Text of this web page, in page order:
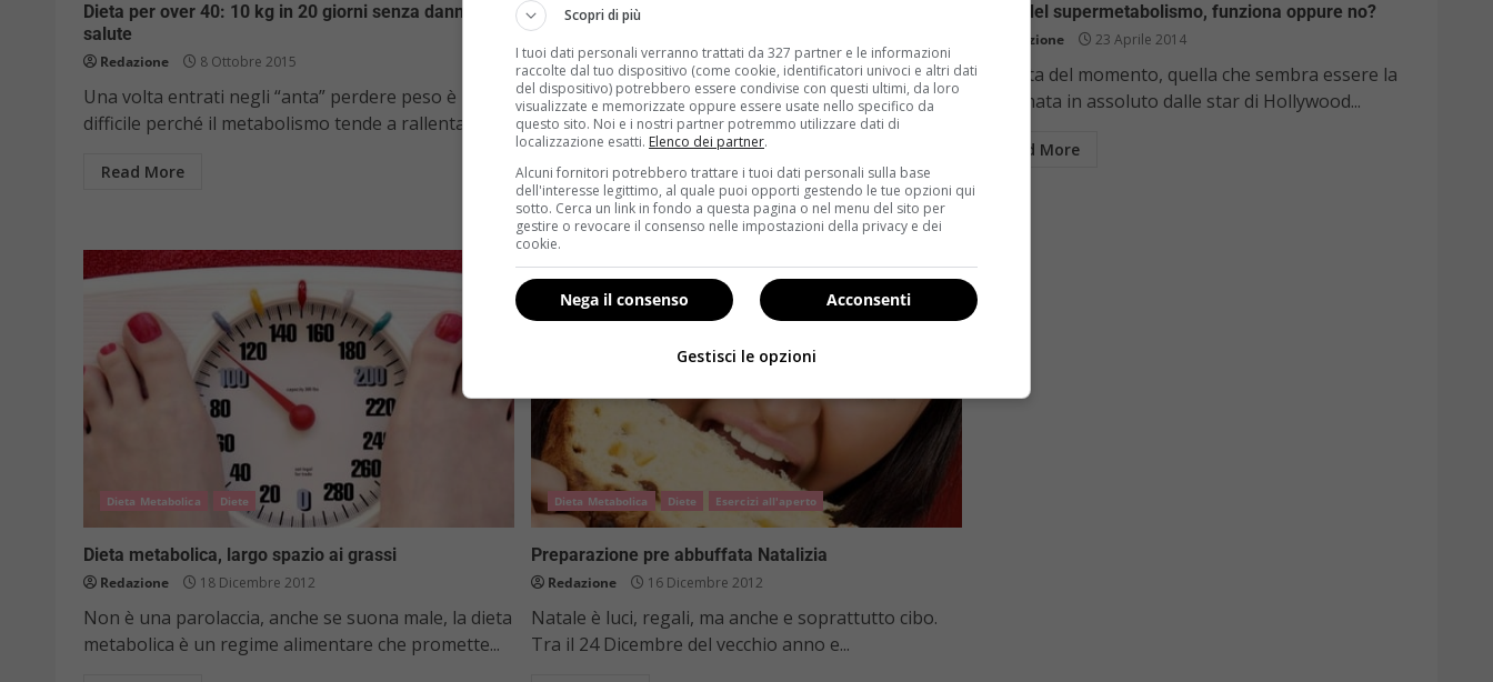
Dieta per over 40: 10 kg in 20 giorni senza danni alla
salute
Redazione 8 Ottobre 2015
Una volta entrati negli “anta” perdere peso è più
difficile perché il metabolismo tende a rallentare, il...
Read More
Velocizzare il metabolismo è possibile: consigli alla
portata di tutti
Redazione 26 Agosto 2015
Il metabolismo è una componente fondamentale
della vita perché influisce sul modo in cui il corpo
assimila...
Read More
Dieta del supermetabolismo, funziona oppure no?
Redazione 23 Aprile 2014
La dieta del momento, quella che sembra essere la
più amata in assoluto dalle star di Hollywood...
Read More
Dieta Metabolica Diete
Dieta metabolica, largo spazio ai grassi
Redazione 18 Dicembre 2012
Non è una parolaccia, anche se suona male, la dieta
metabolica è un regime alimentare che promette...
Dieta Metabolica Diete Esercizi all'aperto
Preparazione pre abbuffata Natalizia
Redazione 16 Dicembre 2012
Natale è luci, regali, ma anche e soprattutto cibo.
Tra il 24 Dicembre del vecchio anno e...
Scopri di più
I tuoi dati personali verranno trattati da 327 partner e le informazioni
raccolte dal tuo dispositivo (come cookie, identificatori univoci e altri dati
del dispositivo) potrebbero essere condivise con questi ultimi, da loro
visualizzate e memorizzate oppure essere usate nello specifico da
questo sito. Noi e i nostri partner potremmo utilizzare dati di
localizzazione esatti. Elenco dei partner.
Alcuni fornitori potrebbero trattare i tuoi dati personali sulla base
dell'interesse legittimo, al quale puoi opporti gestendo le tue opzioni qui
sotto. Cerca un link in fondo a questa pagina o nel menu del sito per
gestire o revocare il consenso nelle impostazioni della privacy e dei
cookie.
Acconsenti
Nega il consenso
Gestisci le opzioni